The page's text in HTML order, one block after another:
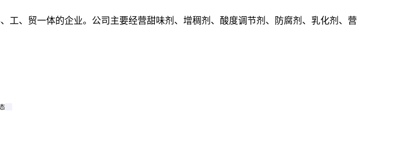
工、贸一体的企业。公司主要经营甜味剂、增稠剂、酸度调节剂、防腐剂、乳化剂、营